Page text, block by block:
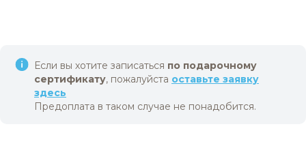
Если вы хотите записаться по подарочному
сертификату, пожалуйста оставьте заявку
здесь
Предоплата в таком случае не понадобится.